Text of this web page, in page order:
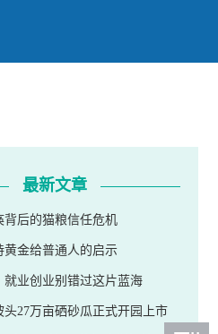
最新文章
背后的猫粮信任危机
黄金给普通人的启示
就业创业别错过这片蓝海
头27万亩硒砂瓜正式开园上市